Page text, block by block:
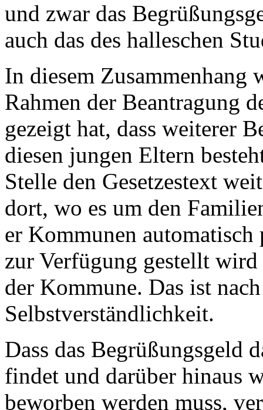
und zwar das
auch das des halleschen
In diesem Zusammenhang
Rahmen der Beantragung
gezeigt hat, dass weiterer
diesen jungen Eltern
Stelle den Gesetzestext
dort, wo es um den
er Kommunen
zur Verfügung gestellt
der Kommune. Das ist
Selbstverständlichkeit.
Dass das Begrüßungsgeld
findet und darüber hinaus
beworben werden muss,